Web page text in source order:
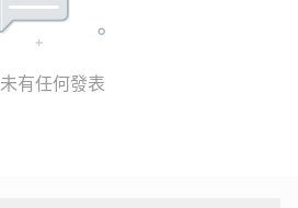
未有任何發表